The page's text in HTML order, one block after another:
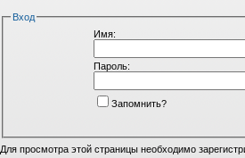
Вход
Имя:
Пароль:
Запомнить?
Для просмотра этой страницы необходимо